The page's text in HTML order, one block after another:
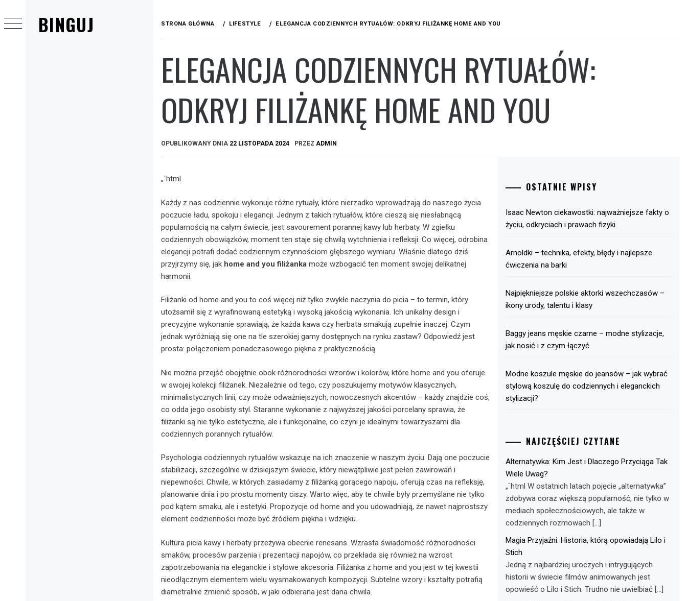
BINGUJ
do
treści
STRONA GŁÓWNA LIFESTYLE ELEGANCJA CODZIENNYCH RYTUAŁÓW: ODKRYJ FILIŻANKĘ HOME AND YOU
ELEGANCJA CODZIENNYCH RYTUAŁÓW:
ODKRYJ FILIŻANKĘ HOME AND YOU
OPUBLIKOWANY DNIA 22 LISTOPADA 2024 PRZEZ ADMIN
„`html
Każdy z nas codziennie wykonuje różne rytuały, które nierzadko wprowadzają do naszego życia
poczucie ładu, spokoju i elegancji. Jednym z takich rytuałów, które cieszą się niesłabnącą
popularnością na całym świecie, jest savourement porannej kawy lub herbaty. W zgiełku
codziennych obowiązków, moment ten staje się chwilą wytchnienia i refleksji. Co więcej, odrobina
elegancji potrafi dodać codziennym czynnościom głębszego wymiaru. Właśnie dlatego dziś
przyjrzymy się, jak home and you filiżanka może wzbogacić ten moment swojej delikatnej
harmonii.
Filiżanki od home and you to coś więcej niż tylko zwykłe naczynia do picia – to termin, który
utożsamił się z wyrafinowaną estetyką i wysoką jakością wykonania. Ich unikalny design i
precyzyjne wykonanie sprawiają, że każda kawa czy herbata smakują zupełnie inaczej. Czym
jednak wyróżniają się one na tle szerokiej gamy dostępnych na rynku zastaw? Odpowiedź jest
prosta: połączeniem ponadczasowego piękna z praktycznością.
Nie można przejść obojętnie obok różnorodności wzorów i kolorów, które home and you oferuje
w swojej kolekcji filiżanek. Niezależnie od tego, czy poszukujemy motywów klasycznych,
minimalistycznych linii, czy może odważniejszych, nowoczesnych akcentów – każdy znajdzie coś,
co odda jego osobisty styl. Staranne wykonanie z najwyższej jakości porcelany sprawia, że
filiżanki są nie tylko estetyczne, ale i funkcjonalne, co czyni je idealnymi towarzyszami dla
codziennych porannych rytuałów.
Psychologia codziennych rytuałów wskazuje na ich znaczenie w naszym życiu. Dają one poczucie
stabilizacji, szczególnie w dzisiejszym świecie, który niewątpliwie jest pełen zawirowań i
niepewności. Chwile, w których zasiadamy z filiżanką gorącego napoju, oferują czas na refleksję,
planowanie dnia i po prostu momenty ciszy. Warto więc, aby te chwile były przemyślane nie tylko
pod kątem smaku, ale i estetyki. Propozycje od home and you udowadniają, że nawet najprostszy
element codzienności może być źródłem piękna i wdzięku.
Kultura picia kawy i herbaty przeżywa obecnie renesans. Wzrasta świadomość różnorodności
smaków, procesów parzenia i prezentacji napojów, co przekłada się również na wzrost
zapotrzebowania na eleganckie i stylowe akcesoria. Filiżanka z home and you jest w tej kwestii
nieodłącznym elementem wielu wysmakowanych kompozycji. Subtelne wzory i kształty potrafią
diametralnie zmienić sposób, w jaki odbierana jest dana chwila.
OSTATNIE WPISY
Isaac Newton ciekawostki: najważniejsze fakty o
życiu, odkryciach i prawach fizyki
Arnoldki – technika, efekty, błędy i najlepsze
ćwiczenia na barki
Najpiękniejsze polskie aktorki wszechczasów –
ikony urody, talentu i klasy
Baggy jeans męskie czarne – modne stylizacje,
jak nosić i z czym łączyć
Modne koszule męskie do jeansów – jak wybrać
stylową koszulę do codziennych i eleganckich
stylizacji?
NAJCZĘŚCIEJ CZYTANE
Alternatywka: Kim Jest i Dlaczego Przyciąga Tak
Wiele Uwag?
„`html W ostatnich latach pojęcie „alternatywka”
zdobywa coraz większą popularność, nie tylko w
mediach społecznościowych, ale także w
codziennych rozmowach […]
Magia Przyjaźni: Historia, którą opowiadają Lilo i
Stich
Jedną z najbardziej uroczych i intrygujących
historii w świecie filmów animowanych jest
opowieść o Lilo i Stich. Trudno nie uwielbiać […]